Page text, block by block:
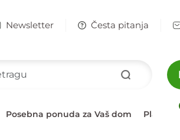
Newsletter Česta pitanja
Posebna ponuda za Vaš dom Plažni